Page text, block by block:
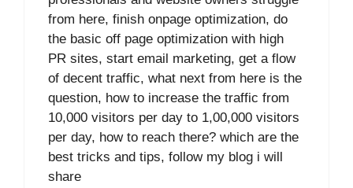
from here, finish onpage optimization, do
the basic off page optimization with high
PR sites, start email marketing, get a flow
of decent traffic, what next from here is the
question, how to increase the traffic from
10,000 visitors per day to 1,00,000 visitors
per day, how to reach there? which are the
best tricks and tips, follow my blog i will
share